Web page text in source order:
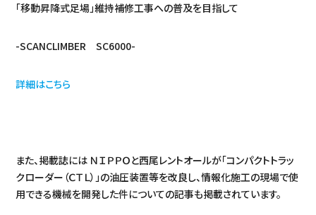
「移動昇降式足場」維持補修工事への普及を目指して
-SCANCLIMBER SC6000-
詳細はこちら
また、掲載誌には ＮＩＰＰＯと西尾レントオールが「コンパクトトラッ
クローダー（ＣＴＬ）」の油圧装置等を改良し、情報化施工の現場で使
用できる機械を開発した件についての記事も掲載されています。